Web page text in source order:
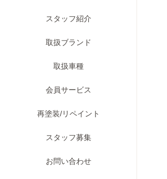
スタッフ紹介
取扱ブランド
取扱車種
会員サービス
再塗装/リペイント
スタッフ募集
お問い合わせ